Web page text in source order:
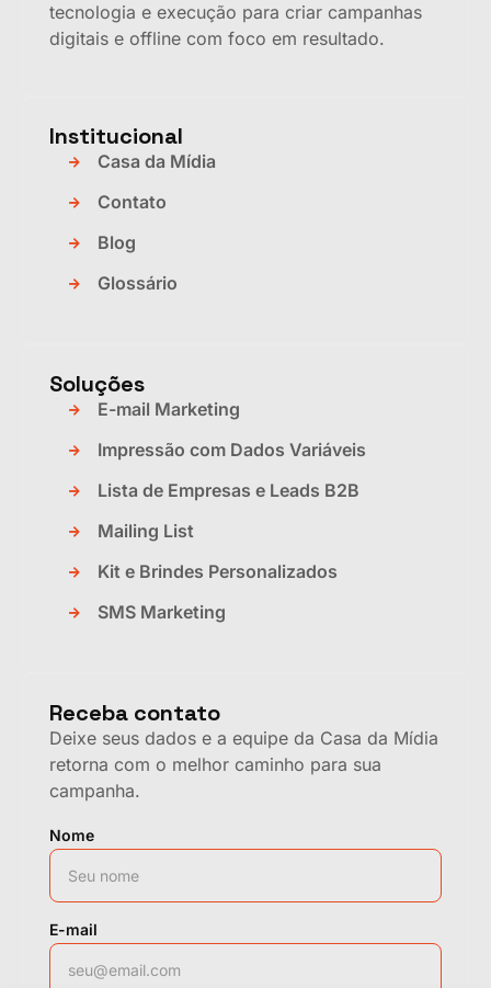
tecnologia e execução para criar campanhas
digitais e offline com foco em resultado.
Institucional
Casa da Mídia
Contato
Blog
Glossário
Soluções
E-mail Marketing
Impressão com Dados Variáveis
Lista de Empresas e Leads B2B
Mailing List
Kit e Brindes Personalizados
SMS Marketing
Receba contato
Deixe seus dados e a equipe da Casa da Mídia
retorna com o melhor caminho para sua
campanha.
Nome
E-mail